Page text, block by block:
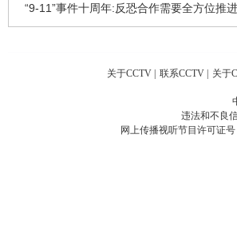
“9-11”事件十周年:反恐合作需要全方位推进
关于CCTV | 联系CCTV | 关于
违法和不良
网上传播视听节目许可证号